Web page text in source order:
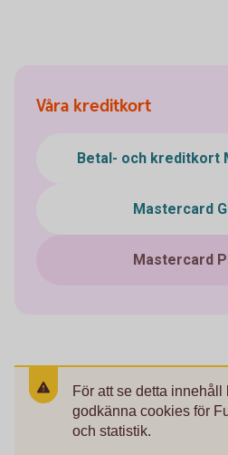
Våra kreditkort
Betal- och kreditkort
Mastercard
Mastercard
För att se detta innehåll
godkänna cookies för
och statistik.